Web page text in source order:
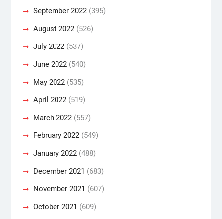
September 2022(395)
August 2022(526)
July 2022(537)
June 2022(540)
May 2022(535)
April 2022(519)
March 2022(557)
February 2022(549)
January 2022(488)
December 2021 (683)
November 2021 (607)
October 2021 (609)